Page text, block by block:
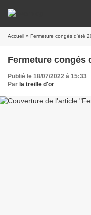
Accueil » Fermeture congés d'été
Fermeture congés
Publié le 18/07/2022 à 15:33
Par la treille d'or